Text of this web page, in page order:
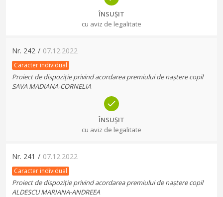
ÎNSUȘIT
cu aviz de legalitate
Nr. 242 / 07.12.2022
Caracter individual
Proiect de dispoziție privind acordarea premiului de naștere copil
SAVA MADIANA-CORNELIA
ÎNSUȘIT
cu aviz de legalitate
Nr. 241 / 07.12.2022
Caracter individual
Proiect de dispoziție privind acordarea premiului de naștere copil
ALDESCU MARIANA-ANDREEA